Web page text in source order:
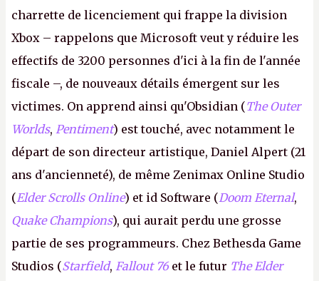
charrette de licenciement qui frappe la division
Xbox – rappelons que Microsoft veut y réduire les
effectifs de 3200 personnes d'ici à la fin de l'année
fiscale –, de nouveaux détails émergent sur les
victimes. On apprend ainsi qu'Obsidian (The Outer
Worlds, Pentiment) est touché, avec notamment le
départ de son directeur artistique, Daniel Alpert (21
ans d'ancienneté), de même Zenimax Online Studio
(Elder Scrolls Online) et id Software (Doom Eternal,
Quake Champions), qui aurait perdu une grosse
partie de ses programmeurs. Chez Bethesda Game
Studios (Starfield, Fallout 76 et le futur The Elder